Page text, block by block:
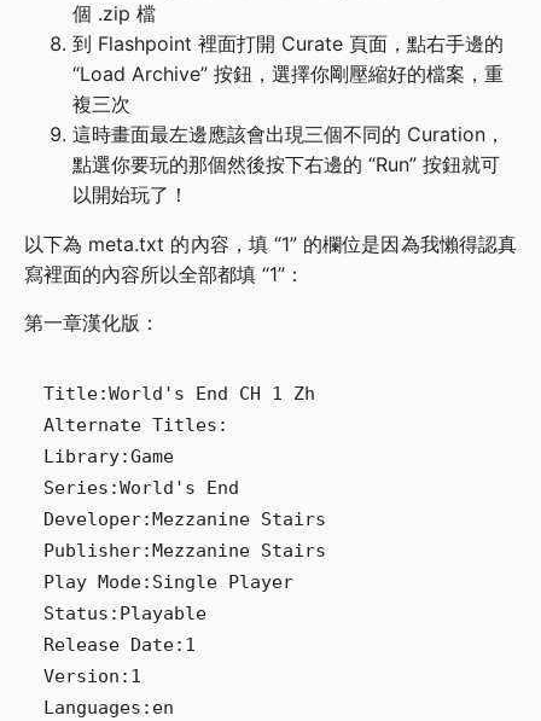
個 .zip 檔
到 Flashpoint 裡面打開 Curate 頁面，點右手邊的
“Load Archive” 按鈕，選擇你剛壓縮好的檔案，重
複三次
這時畫面最左邊應該會出現三個不同的 Curation，
點選你要玩的那個然後按下右邊的 “Run” 按鈕就可
以開始玩了！
以下為 meta.txt 的內容，填 “1” 的欄位是因為我懶得認真
寫裡面的內容所以全部都填 “1”：
第一章漢化版：
Title:World's End CH 1 Zh
Alternate Titles:
Library:Game
Series:World's End
Developer:Mezzanine Stairs
Publisher:Mezzanine Stairs
Play Mode:Single Player
Status:Playable
Release Date:1
Version:1
Languages:en